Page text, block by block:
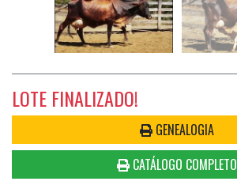
LOTE FINALIZADO!
GENEALOGIA
CATÁLOGO COMPLETO